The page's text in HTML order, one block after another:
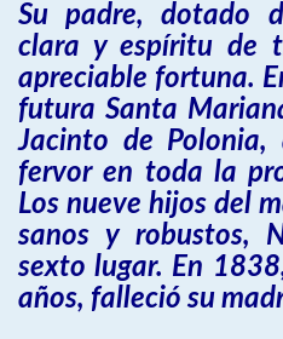
Su padre, dotado
clara y espíritu de
apreciable fortuna.
futura Santa
Jacinto de Polonia,
fervor en toda la
Los nueve hijos del
sanos y robustos,
sexto lugar. En
años, falleció su